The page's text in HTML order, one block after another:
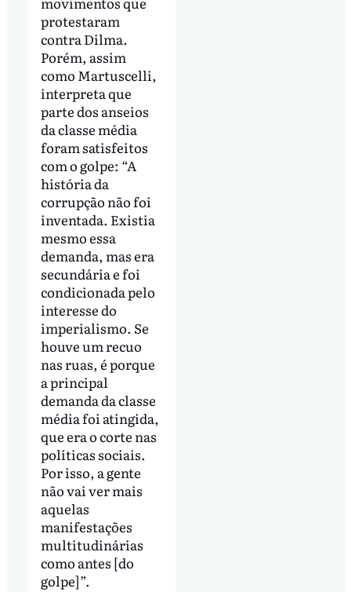
protestaram
contra Dilma.
Porém, assim
como Martuscelli,
interpreta que
parte dos anseios
da classe média
foram satisfeitos
com o golpe: “A
história da
corrupção não foi
inventada. Existia
mesmo essa
demanda, mas era
secundária e foi
condicionada pelo
interesse do
imperialismo. Se
houve um recuo
nas ruas, é porque
a principal
demanda da classe
média foi atingida,
que era o corte nas
políticas sociais.
Por isso, a gente
não vai ver mais
aquelas
manifestações
multitudinárias
como antes [do
golpe]”.